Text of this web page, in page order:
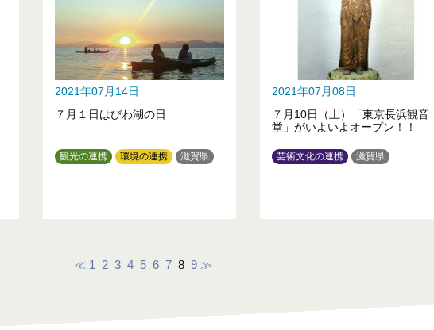
2021年07月14日
７月１日はびわ湖の日
観光の連携 環境の連携 滋賀県
2021年07月08日
７月10日（土）「東京長浜観音
堂」がいよいよオープン！！
芸術文化の連携 滋賀県
≪ 1 2 3 4 5 6 7 8 9 ≫